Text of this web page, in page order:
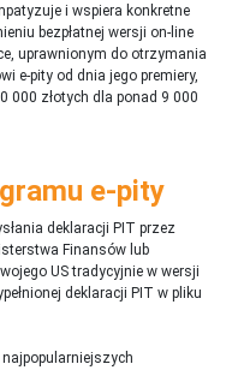
i wspiera konkretne
bezpłatnej wersji on-line
uprawnionym do otrzymania
e-pity od dnia jego premiery,
000 złotych dla ponad 9 000
e-pity
deklaracji PIT przez
Finansów lub
US tradycyjnie w wersji
deklaracji PIT w pliku